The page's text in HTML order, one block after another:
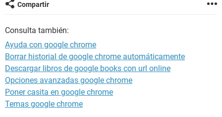
Compartir
Consulta también:
Ayuda con google chrome
Borrar historial de google chrome automáticamente
Descargar libros de google books con url online
Opciones avanzadas google chrome
Poner casita en google chrome
Temas google chrome